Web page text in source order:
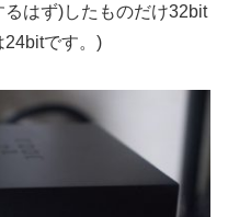
はず)したものだけ32bit
24bitです。)